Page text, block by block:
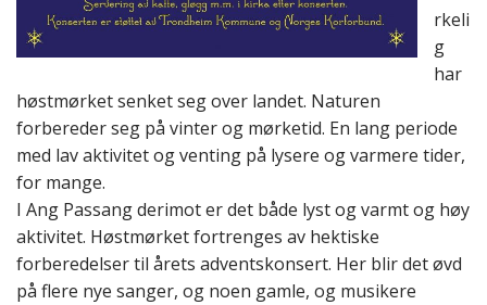
rkeli
g
har
høstmørket senket seg over landet. Naturen
forbereder seg på vinter og mørketid. En lang periode
med lav aktivitet og venting på lysere og varmere tider,
for mange.
I Ang Passang derimot er det både lyst og varmt og høy
aktivitet. Høstmørket fortrenges av hektiske
forberedelser til årets adventskonsert. Her blir det øvd
på flere nye sanger, og noen gamle, og musikere